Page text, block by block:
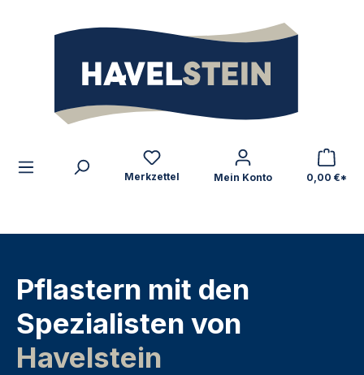
Zum Inhalt
Merkzettel Mein Konto 0,00 €*
Pflastern mit den
Spezialisten von
Havelstein